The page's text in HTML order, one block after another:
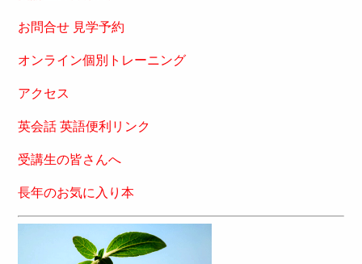
お問合せ 見学予約
オンライン個別トレーニング
アクセス
英会話 英語便利リンク
受講生の皆さんへ
長年のお気に入り本